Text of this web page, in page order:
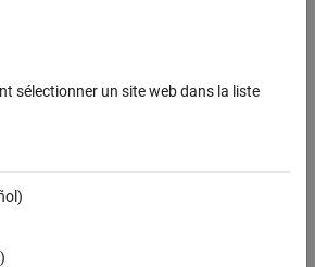
Wavelet Scattering |
sélectionner un site web dans la liste